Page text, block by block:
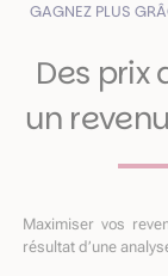
GAGNEZ PLUS
Des prix
un
Maximiser vos
résultat d’une